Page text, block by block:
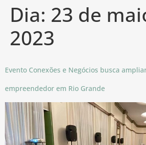
Dia: 23 de
2023
Evento Conexões e Negócios busca
empreendedor em Rio Grande